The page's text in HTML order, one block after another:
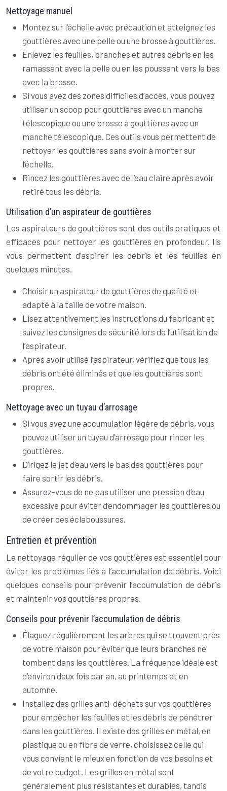
Nettoyage manuel
Montez sur l’échelle avec précaution et atteignez les
gouttières avec une pelle ou une brosse à gouttières.
Enlevez les feuilles, branches et autres débris en les
ramassant avec la pelle ou en les poussant vers le bas
avec la brosse.
Si vous avez des zones difficiles d’accès, vous pouvez
utiliser un scoop pour gouttières avec un manche
télescopique ou une brosse à gouttières avec un
manche télescopique. Ces outils vous permettent de
nettoyer les gouttières sans avoir à monter sur
l’échelle.
Rincez les gouttières avec de l’eau claire après avoir
retiré tous les débris.
Utilisation d’un aspirateur de gouttières
Les aspirateurs de gouttières sont des outils pratiques et
efficaces pour nettoyer les gouttières en profondeur. Ils
vous permettent d’aspirer les débris et les feuilles en
quelques minutes.
Choisir un aspirateur de gouttières de qualité et
adapté à la taille de votre maison.
Lisez attentivement les instructions du fabricant et
suivez les consignes de sécurité lors de l’utilisation de
l’aspirateur.
Après avoir utilisé l’aspirateur, vérifiez que tous les
débris ont été éliminés et que les gouttières sont
propres.
Nettoyage avec un tuyau d’arrosage
Si vous avez une accumulation légère de débris, vous
pouvez utiliser un tuyau d’arrosage pour rincer les
gouttières.
Dirigez le jet d’eau vers le bas des gouttières pour
faire sortir les débris.
Assurez-vous de ne pas utiliser une pression d’eau
excessive pour éviter d’endommager les gouttières ou
de créer des éclaboussures.
Entretien et prévention
Le nettoyage régulier de vos gouttières est essentiel pour
éviter les problèmes liés à l’accumulation de débris. Voici
quelques conseils pour prévenir l’accumulation de débris
et maintenir vos gouttières propres.
Conseils pour prévenir l’accumulation de débris
Élaguez régulièrement les arbres qui se trouvent près
de votre maison pour éviter que leurs branches ne
tombent dans les gouttières. La fréquence idéale est
d’environ deux fois par an, au printemps et en
automne.
Installez des grilles anti-déchets sur vos gouttières
pour empêcher les feuilles et les débris de pénétrer
dans les gouttières. Il existe des grilles en métal, en
plastique ou en fibre de verre, choisissez celle qui
vous convient le mieux en fonction de vos besoins et
de votre budget. Les grilles en métal sont
généralement plus résistantes et durables, tandis